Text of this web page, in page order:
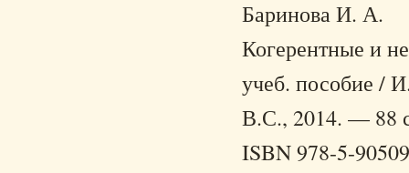
Баринова И. А.
Когерентные и
учеб. пособие /
В.С., 2014. — 88
ISBN 978-5-